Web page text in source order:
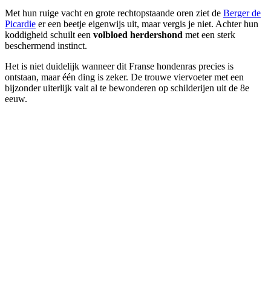
Met hun ruige vacht en grote rechtopstaande oren ziet de Berger de
Picardie er een beetje eigenwijs uit, maar vergis je niet. Achter hun
koddigheid schuilt een volbloed herdershond met een sterk
beschermend instinct.
Het is niet duidelijk wanneer dit Franse hondenras precies is
ontstaan, maar één ding is zeker. De trouwe viervoeter met een
bijzonder uiterlijk valt al te bewonderen op schilderijen uit de 8e
eeuw.